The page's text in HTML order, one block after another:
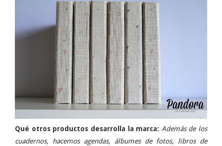
Qué otros productos desarrolla la marca: Además de los
cuadernos, hacemos agendas, álbumes de fotos, libros de